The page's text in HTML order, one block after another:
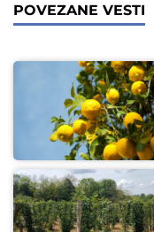
POVEZANE VESTI